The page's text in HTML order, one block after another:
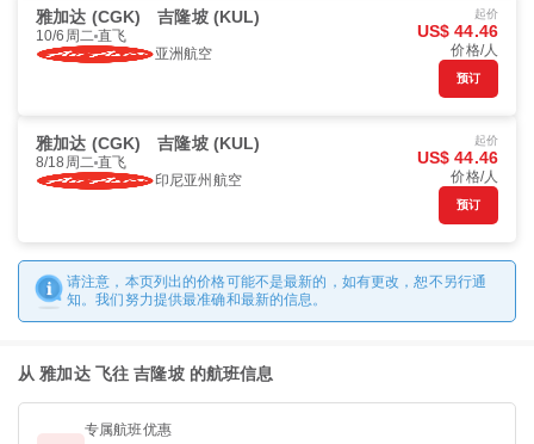
雅加达 (CGK) 吉隆坡 (KUL)
10/6周二 直飞
亚洲航空
起价
US$ 44.46
价格/人
预订
雅加达 (CGK) 吉隆坡 (KUL)
8/18周二 直飞
印尼亚州航空
起价
US$ 44.46
价格/人
预订
请注意，本页列出的价格可能不是最新的，如有更改，恕不另行通
知。我们努力提供最准确和最新的信息。
从 雅加达 飞往 吉隆坡 的航班信息
专属航班优惠